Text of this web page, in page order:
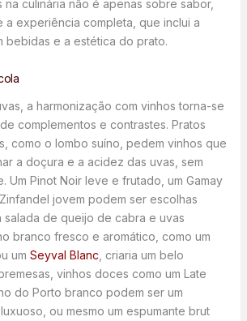
na culinária não é apenas sobre sabor,
a experiência completa, que inclui a
bebidas e a estética do prato.
a harmonização com vinhos torna-se
complementos e contrastes. Pratos
como o lombo suíno, pedem vinhos que
a doçura e a acidez das uvas, sem
Um Pinot Noir leve e frutado, um Gamay
jovem podem ser escolhas
salada de queijo de cabra e uvas
branco fresco e aromático, como um
um Seyval Blanc , criaria um belo
vinhos doces como um Late
do Porto branco podem ser um
ou mesmo um espumante brut